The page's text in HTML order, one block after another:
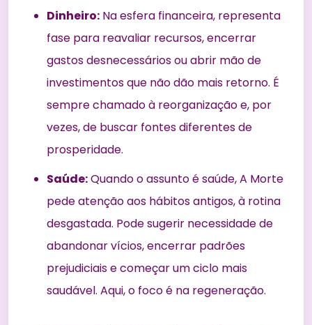
Dinheiro: Na esfera financeira, representa
fase para reavaliar recursos, encerrar
gastos desnecessários ou abrir mão de
investimentos que não dão mais retorno. É
sempre chamado à reorganização e, por
vezes, de buscar fontes diferentes de
prosperidade.
Saúde:Quando o assunto é saúde, A Morte
pede atenção aos hábitos antigos, à rotina
desgastada. Pode sugerir necessidade de
abandonar vícios, encerrar padrões
prejudiciais e começar um ciclo mais
saudável. Aqui, o foco é na regeneração.